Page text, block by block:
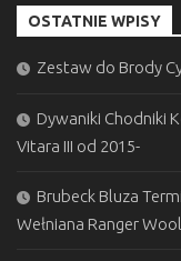
OSTATNIE WPISY
Zestaw do Brody
Dywaniki Chodniki
Vitara III od 2015-
Brubeck Bluza
Wełniana Ranger Wool